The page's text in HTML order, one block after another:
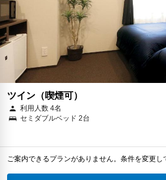
ツイン（喫煙可）
利用人数 4名
セミダブルベッド 2台
ご案内できるプランがありません。条件を変更し